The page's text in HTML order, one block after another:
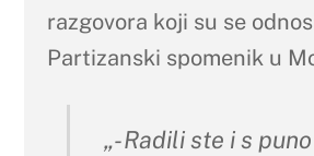
razgovora koji su se
Partizanski spomenik u
„- Radili ste i s puno